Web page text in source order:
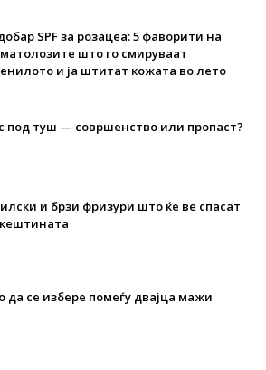
SPF за розацеа: 5 фаворити на
што го смируваат
и ја штитат кожата во лето
под туш — совршенство или пропаст?
и брзи фризури што ќе ве спасат
да се избере помеѓу двајца мажи